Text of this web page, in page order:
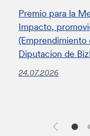
Premio para la
Impacto,
(Emprendimiento
Diputacion de
24.07.2026